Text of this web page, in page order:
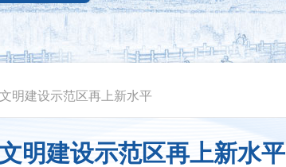
明建设示范区再上新水平
明建设示范区再上新水平